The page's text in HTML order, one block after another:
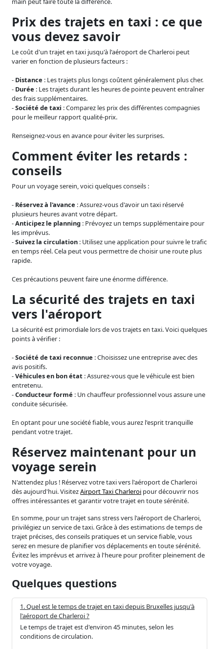
Prix des trajets en taxi : ce que
vous devez savoir
Le coût d'un trajet en taxi jusqu'à l'aéroport de Charleroi peut
varier en fonction de plusieurs facteurs :
- Distance : Les trajets plus longs coûtent généralement plus cher.
- Durée : Les trajets durant les heures de pointe peuvent entraîner
des frais supplémentaires.
-Société de taxi : Comparez les prix des différentes compagnies
pour le meilleur rapport qualité-prix.
Renseignez-vous en avance pour éviter les surprises.
Comment éviter les retards :
conseils
Pour un voyage serein, voici quelques conseils :
- Réservez à l'avance : Assurez-vous d'avoir un taxi réservé
plusieurs heures avant votre départ.
-Anticipez le planning : Prévoyez un temps supplémentaire pour
les imprévus.
-Suivez la circulation : Utilisez une application pour suivre le trafic
en temps réel. Cela peut vous permettre de choisir une route plus
rapide.
Ces précautions peuvent faire une énorme différence.
La sécurité des trajets en taxi
vers l'aéroport
La sécurité est primordiale lors de vos trajets en taxi. Voici quelques
points à vérifier :
-Société de taxi reconnue : Choisissez une entreprise avec des
avis positifs.
-Véhicules en bon état : Assurez-vous que le véhicule est bien
entretenu.
-Conducteur formé : Un chauffeur professionnel vous assure une
conduite sécurisée.
En optant pour une société fiable, vous aurez l'esprit tranquille
pendant votre trajet.
Réservez maintenant pour un
voyage serein
N'attendez plus ! Réservez votre taxi vers l'aéroport de Charleroi
dès aujourd'hui. VisitezAirport Taxi Charleroi pour découvrir nos
offres intéressantes et garantir votre trajet en toute sérénité.
En somme, pour un trajet sans stress vers l'aéroport de Charleroi,
privilégiez un service de taxi. Grâce à des estimations de temps de
trajet précises, des conseils pratiques et un service fiable, vous
serez en mesure de planifier vos déplacements en toute sérénité.
Évitez les imprévus et arrivez à l'heure pour profiter pleinement de
votre voyage.
Quelques questions
1. Quel est le temps de trajet en taxi depuis Bruxelles jusqu'à
l'aéroport de Charleroi ?
Le temps de trajet est d'environ 45 minutes, selon les
conditions de circulation.